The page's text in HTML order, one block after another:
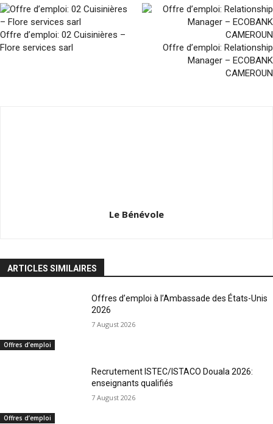
Offre d’emploi: 02 Cuisinières –
Flore services sarl
Offre d’emploi: Relationship
Manager – ECOBANK
CAMEROUN
Le Bénévole
ARTICLES SIMILAIRES
Offres d’emploi
Offres d’emploi à l’Ambassade des États-Unis
2026
7 August 2026
Offres d’emploi
Recrutement ISTEC/ISTACO Douala 2026:
enseignants qualifiés
7 August 2026